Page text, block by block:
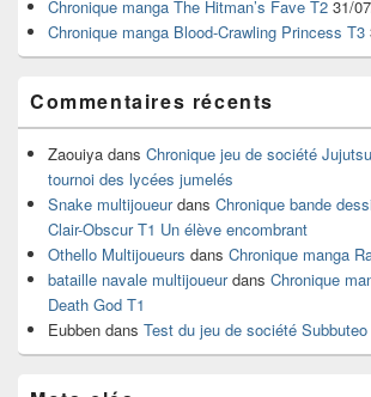
latéraleChronique manga The Hitman’s Fave T2 31/
Chronique manga Blood-Crawling Princess T3
Commentaires récents
Zaouiya dans Chronique jeu de société
tournoi des lycées jumelés
Snake multijoueurdans Chronique bande
Clair-Obscur T1 Un élève encombrant
Othello Multijoueurs dans Chronique manga
bataille navale multijoueurdans Chronique
Death God T1
Eubben dans Test du jeu de société